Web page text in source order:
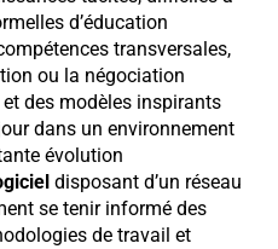
d’éducation
transversales,
ou la négociation
et des modèles inspirants
dans un environnement
évolution
disposant d’un réseau
se tenir informé des
de travail et